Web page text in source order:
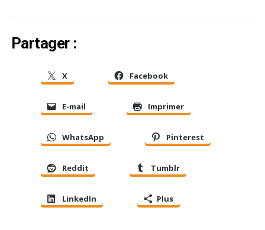
Partager :
X Facebook
E-mail Imprimer
WhatsApp Pinterest
Reddit Tumblr
LinkedIn Plus